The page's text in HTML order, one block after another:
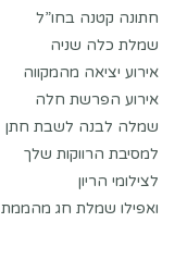
חתונה קטנה בחו”ל
שמלת כלה שניה
אירוע יציאה מהמקווה
אירוע הפרשת חלה
שמלה לבנה לשבת חתן
למסיבת הרווקות שלך
לצילומי הריון
ואפילו שמלת חג מהממת